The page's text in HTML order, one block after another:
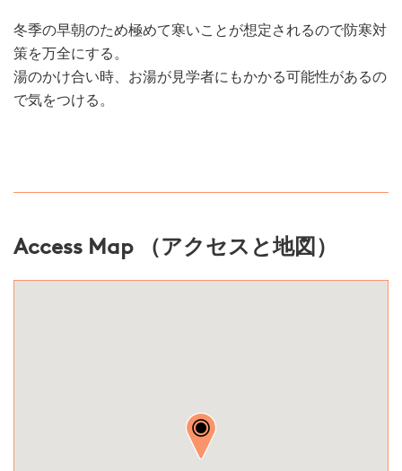
冬季の早朝のため極めて寒いことが想定されるので防寒対
策を万全にする。
湯のかけ合い時、お湯が見学者にもかかる可能性があるの
で気をつける。
Access Map （アクセスと地図）